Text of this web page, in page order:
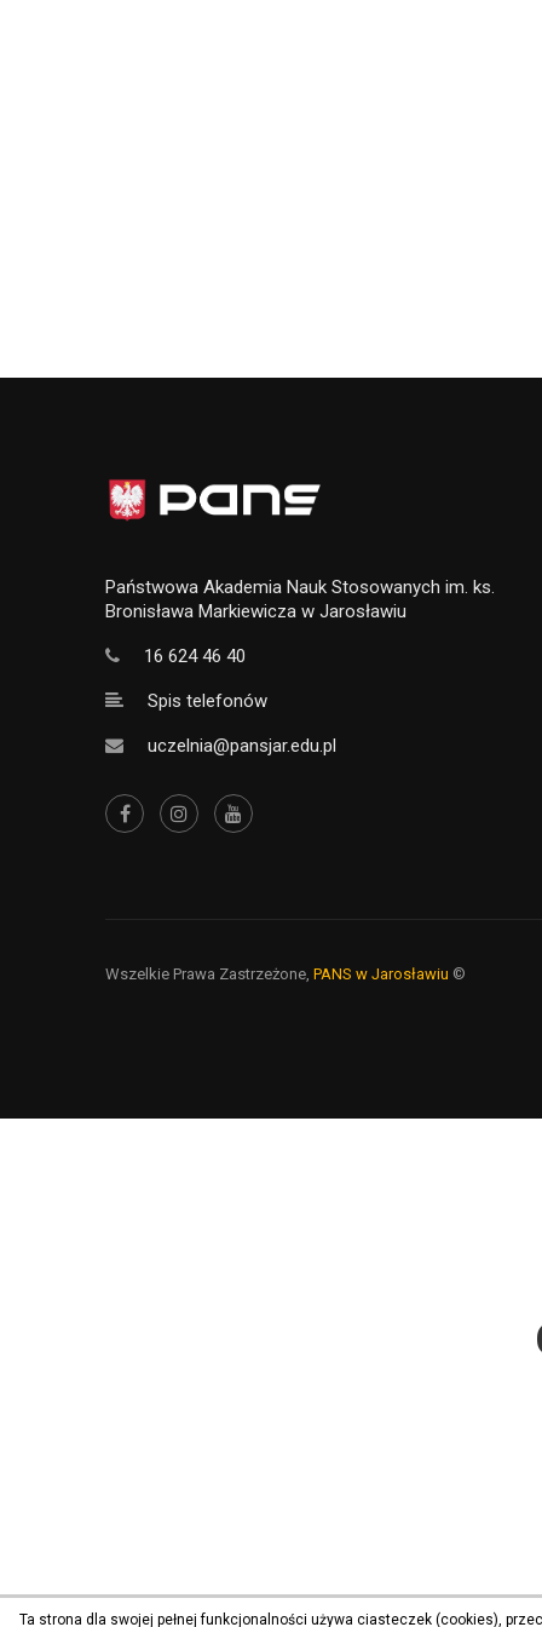
Państwowa Akademia Nauk Stosowanych im. ks.
Bronisława Markiewicza w Jarosławiu
16 624 46 40
Spis telefonów
uczelnia@pansjar.edu.pl
Wszelkie Prawa Zastrzeżone, PANS w Jarosławiu ©
Ta strona dla swojej pełnej funkcjonalności używa ciasteczek (cookies),